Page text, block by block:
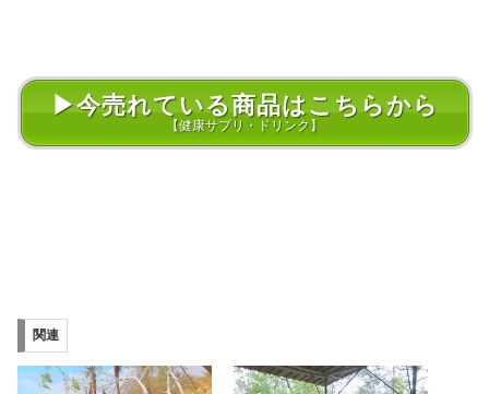
▶今売れている商品はこちらから
【健康サプリ・ドリンク】
関連